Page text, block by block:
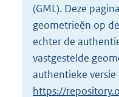
(GML). Deze
geometrieën op
echter de
vastgestelde
authentieke
https://